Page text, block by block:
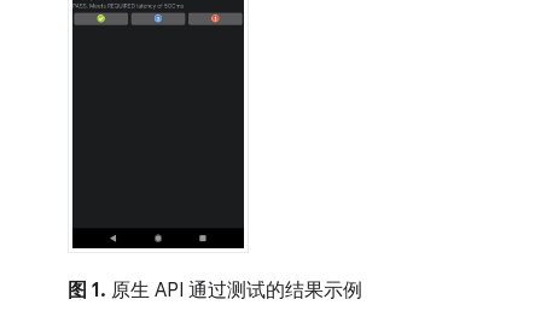
图 1. 原生 API 通过测试的结果示例